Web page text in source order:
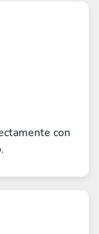
con